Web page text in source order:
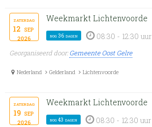
zaterdag
12 sep
2026
Weekmarkt Lichtenvoorde
nog 36 dagen 08:30 - 12:30 uur
Georganiseerd door:Gemeente Oost Gelre
Nederland Gelderland Lichtenvoorde
zaterdag
19 sep
2026
Weekmarkt Lichtenvoorde
nog 43 dagen 08:30 - 12:30 uur